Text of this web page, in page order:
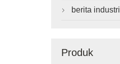
 berita industri
Produk